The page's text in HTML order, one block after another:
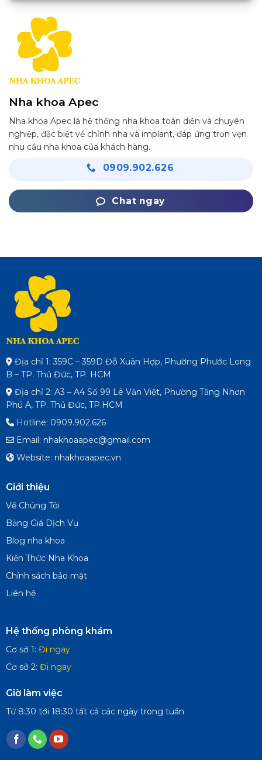
Nha khoa Apec
Nha khoa Apec là hệ thống nha khoa toàn diện và chuyên
nghiệp, đặc biệt về chỉnh nha và implant, đáp ứng trọn vẹn
nhu cầu nha khoa của khách hàng.
0909.902.626
Chat ngay
Địa chỉ 1: 359C – 359D Đỗ Xuân Hợp, Phường Phước Long
B – TP. Thủ Đức, TP. HCM
Địa chỉ 2: A3 – A4 Số 99 Lê Văn Việt, Phường Tăng Nhơn
Phú A, TP. Thủ Đức, TP.HCM
Hotline: 0909.902.626
Email: nhakhoaapec@gmail.com
Website: nhakhoaapec.vn
Giới thiệu
Về Chúng Tôi
Bảng Giá Dịch Vụ
Blog nha khoa
Kiến Thức Nha Khoa
Chính sách bảo mật
Liên hệ
Hệ thống phòng khám
Cơ sở 1: Đi ngay
Cơ sở 2: Đi ngay
Giờ làm việc
Từ 8:30 tới 18:30 tất cả các ngày trong tuần